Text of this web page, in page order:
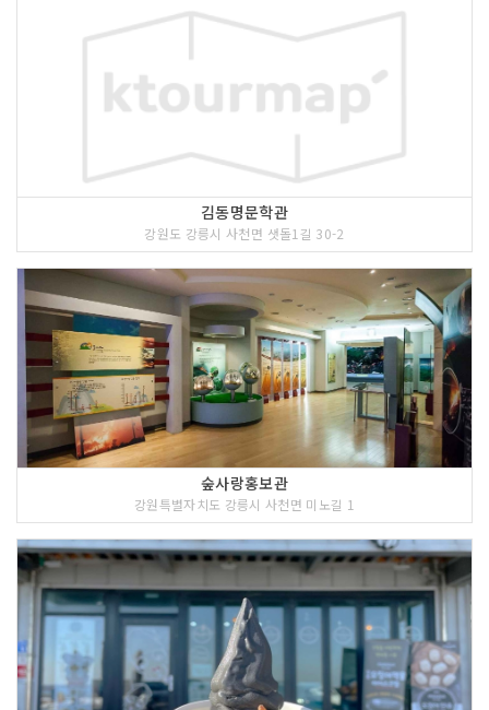
김동명문학관
강원도 강릉시 사천면 샛돌1길 30-2
숲사랑홍보관
강원특별자치도 강릉시 사천면 미노길 1